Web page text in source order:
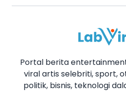
Portal berita
viral artis selebriti, sport,
politik, bisnis, teknologi